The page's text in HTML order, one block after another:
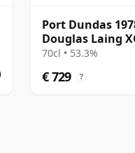
Port Dundas
Douglas Laing
14767
70cl • 53.3%
€ 729 ?